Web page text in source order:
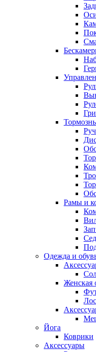
Рамы и
Одежда и
Женская
Йога
Коврики
Аксессуары